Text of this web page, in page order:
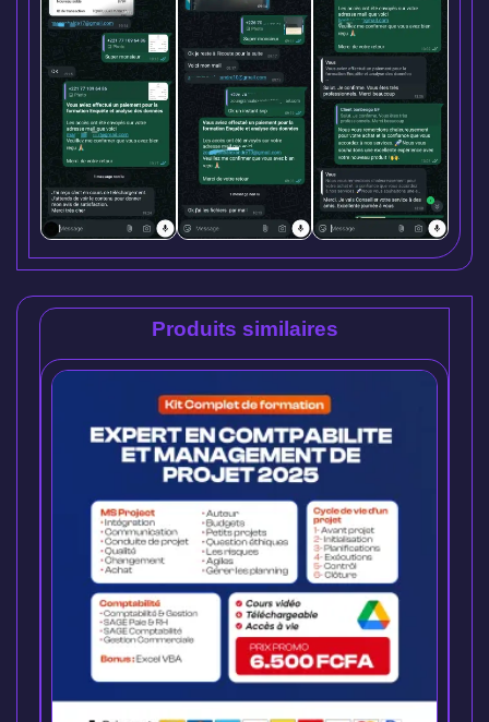
Produits similaires